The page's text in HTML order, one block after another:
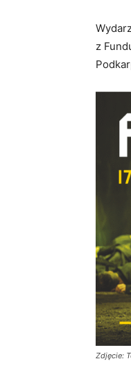
z
Zdjęcie: